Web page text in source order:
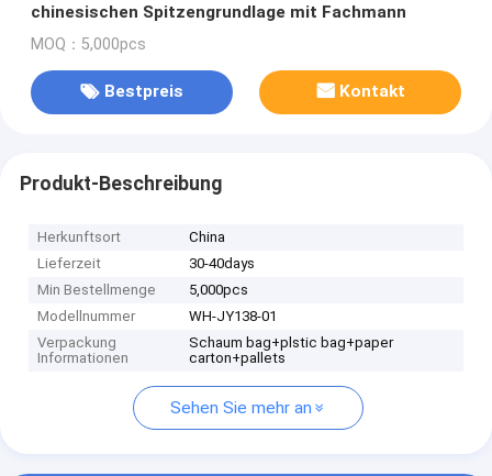
chinesischen Spitzengrundlage mit Fachmann
MOQ：5,000pcs
Bestpreis Kontakt
Produkt-Beschreibung
Herkunftsort
China
Lieferzeit
30-40days
Min Bestellmenge
5,000pcs
Modellnummer
WH-JY138-01
Verpackung
Informationen
Schaum bag+plstic bag+paper
carton+pallets
Sehen Sie mehr an